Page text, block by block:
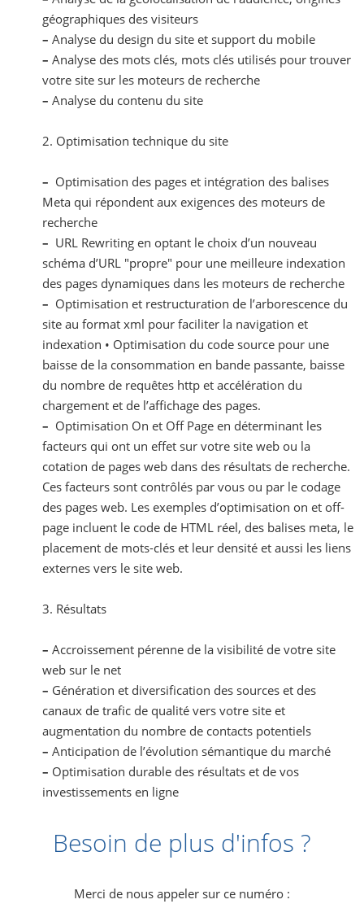
géographiques des visiteurs
– Analyse du design du site et support du mobile
– Analyse des mots clés, mots clés utilisés pour trouver
votre site sur les moteurs de recherche
– Analyse du contenu du site
2. Optimisation technique du site
– Optimisation des pages et intégration des balises
Meta qui répondent aux exigences des moteurs de
recherche
– URL Rewriting en optant le choix d’un nouveau
schéma d’URL "propre" pour une meilleure indexation
des pages dynamiques dans les moteurs de recherche
– Optimisation et restructuration de l’arborescence du
site au format xml pour faciliter la navigation et
indexation • Optimisation du code source pour une
baisse de la consommation en bande passante, baisse
du nombre de requêtes http et accélération du
chargement et de l’affichage des pages.
– Optimisation On et Off Page en déterminant les
facteurs qui ont un effet sur votre site web ou la
cotation de pages web dans des résultats de recherche.
Ces facteurs sont contrôlés par vous ou par le codage
des pages web. Les exemples d’optimisation on et off-
page incluent le code de HTML réel, des balises meta, le
placement de mots-clés et leur densité et aussi les liens
externes vers le site web.
3. Résultats
– Accroissement pérenne de la visibilité de votre site
web sur le net
– Génération et diversification des sources et des
canaux de trafic de qualité vers votre site et
augmentation du nombre de contacts potentiels
– Anticipation de l’évolution sémantique du marché
– Optimisation durable des résultats et de vos
investissements en ligne
Besoin de plus d'infos ?
Merci de nous appeler sur ce numéro :